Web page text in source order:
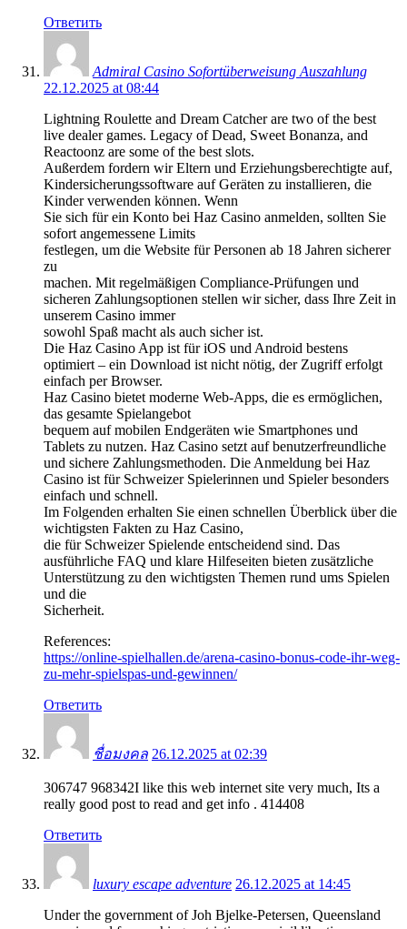
Ответить
Admiral Casino Sofortüberweisung Auszahlung
22.12.2025 at 08:44
Lightning Roulette and Dream Catcher are two of the best
live dealer games. Legacy of Dead, Sweet Bonanza, and
Reactoonz are some of the best slots.
Außerdem fordern wir Eltern und Erziehungsberechtigte auf,
Kindersicherungssoftware auf Geräten zu installieren, die
Kinder verwenden können. Wenn
Sie sich für ein Konto bei Haz Casino anmelden, sollten Sie
sofort angemessene Limits
festlegen, um die Website für Personen ab 18 Jahren sicherer
zu
machen. Mit regelmäßigen Compliance-Prüfungen und
sicheren Zahlungsoptionen stellen wir sicher, dass Ihre Zeit in
unserem Casino immer
sowohl Spaß macht als auch sicher ist.
Die Haz Casino App ist für iOS und Android bestens
optimiert – ein Download ist nicht nötig, der Zugriff erfolgt
einfach per Browser.
Haz Casino bietet moderne Web-Apps, die es ermöglichen,
das gesamte Spielangebot
bequem auf mobilen Endgeräten wie Smartphones und
Tablets zu nutzen. Haz Casino setzt auf benutzerfreundliche
und sichere Zahlungsmethoden. Die Anmeldung bei Haz
Casino ist für Schweizer Spielerinnen und Spieler besonders
einfach und schnell.
Im Folgenden erhalten Sie einen schnellen Überblick über die
wichtigsten Fakten zu Haz Casino,
die für Schweizer Spielende entscheidend sind. Das
ausführliche FAQ und klare Hilfeseiten bieten zusätzliche
Unterstützung zu den wichtigsten Themen rund ums Spielen
und die
Sicherheit.
References:
https://online-spielhallen.de/arena-casino-bonus-code-ihr-weg-
zu-mehr-spielspas-und-gewinnen/
Ответить
ชื่อมงคล 26.12.2025 at 02:39
306747 968342I like this web internet site very much, Its a
really good post to read and get info . 414408
Ответить
luxury escape adventure 26.12.2025 at 14:45
Under the government of Joh Bjelke-Petersen, Queensland